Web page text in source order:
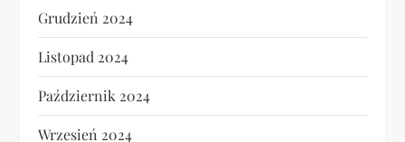
Grudzień 2024
Listopad 2024
Październik 2024
Wrzesień 2024